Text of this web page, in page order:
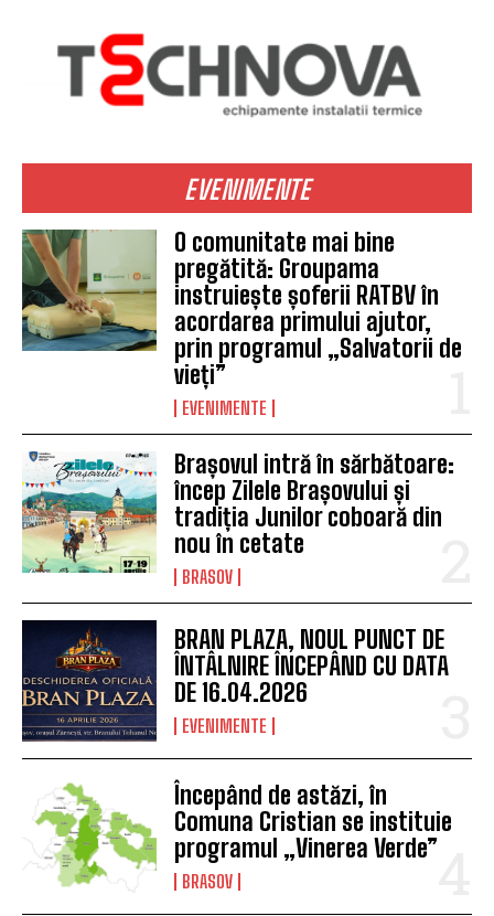
EVENIMENTE
O comunitate mai bine
pregătită: Groupama
instruiește șoferii RATBV în
acordarea primului ajutor,
prin programul „Salvatorii de
vieți”
EVENIMENTE
Brașovul intră în sărbătoare:
încep Zilele Brașovului și
tradiția Junilor coboară din
nou în cetate
BRASOV
BRAN PLAZA, NOUL PUNCT DE
ÎNTÂLNIRE ÎNCEPÂND CU DATA
DE 16.04.2026
EVENIMENTE
Începând de astăzi, în
Comuna Cristian se instituie
programul „Vinerea Verde”
BRASOV